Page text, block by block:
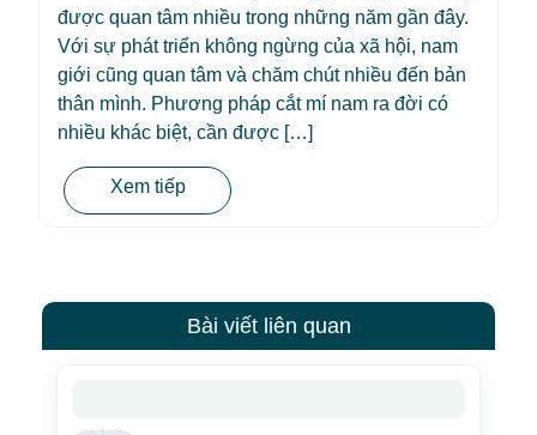
được quan tâm nhiều trong những năm gần đây.
Với sự phát triển không ngừng của xã hội, nam
giới cũng quan tâm và chăm chút nhiều đến bản
thân mình. Phương pháp cắt mí nam ra đời có
nhiều khác biệt, cần được […]
Xem tiếp
Bài viết liên quan